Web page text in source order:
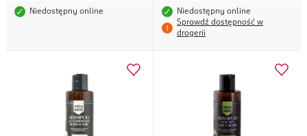
Niedostępny online
Niedostępny online
Sprawdź dostępność w
drogerii